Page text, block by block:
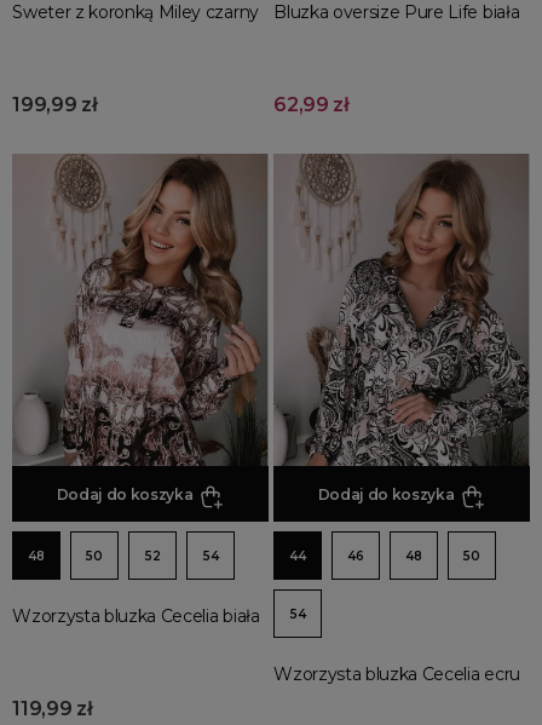
Spring sale
Złote produkty
Wiosenne Uroczystości
Letnie Uroczystości
Jesienne Uroczystości
Zimowe Uroczystości
HOT SALE
Produkty Tygodnia
Różowy Październik
Black Friday
Cyber Monday
Black Week
Wyprzedaż noworoczna
Sweter z koronką Miley czarny
199,99 zł
Bluzka oversize Pure Life biała
62,99 zł
Dodaj do koszyka
48 50 52 54
Wzorzysta bluzka Cecelia biała
119,99 zł
Dodaj do koszyka
44 46 48 50
54
Wzorzysta bluzka Cecelia ecru